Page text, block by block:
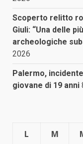
Scoperto relitto
Giuli: “Una delle
archeologiche
2026
Palermo,
giovane di 19 anni
L M